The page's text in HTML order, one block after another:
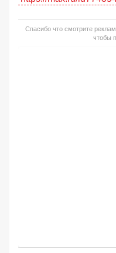
Спасибо что смотрите
чтобы